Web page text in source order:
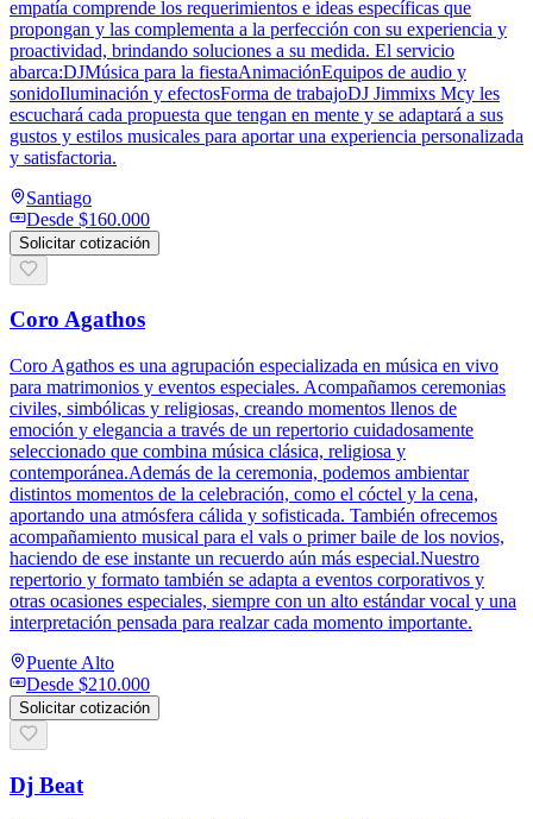
empatía comprende los requerimientos e ideas específicas que
propongan y las complementa a la perfección con su experiencia y
proactividad, brindando soluciones a su medida. El servicio
abarca:DJMúsica para la fiestaAnimaciónEquipos de audio y
sonidoIluminación y efectosForma de trabajoDJ Jimmixs Mcy les
escuchará cada propuesta que tengan en mente y se adaptará a sus
gustos y estilos musicales para aportar una experiencia personalizada
y satisfactoria.
Santiago
Desde $160.000
Solicitar cotización
Coro Agathos
Coro Agathos es una agrupación especializada en música en vivo
para matrimonios y eventos especiales. Acompañamos ceremonias
civiles, simbólicas y religiosas, creando momentos llenos de
emoción y elegancia a través de un repertorio cuidadosamente
seleccionado que combina música clásica, religiosa y
contemporánea.Además de la ceremonia, podemos ambientar
distintos momentos de la celebración, como el cóctel y la cena,
aportando una atmósfera cálida y sofisticada. También ofrecemos
acompañamiento musical para el vals o primer baile de los novios,
haciendo de ese instante un recuerdo aún más especial.Nuestro
repertorio y formato también se adapta a eventos corporativos y
otras ocasiones especiales, siempre con un alto estándar vocal y una
interpretación pensada para realzar cada momento importante.
Puente Alto
Desde $210.000
Solicitar cotización
Dj Beat